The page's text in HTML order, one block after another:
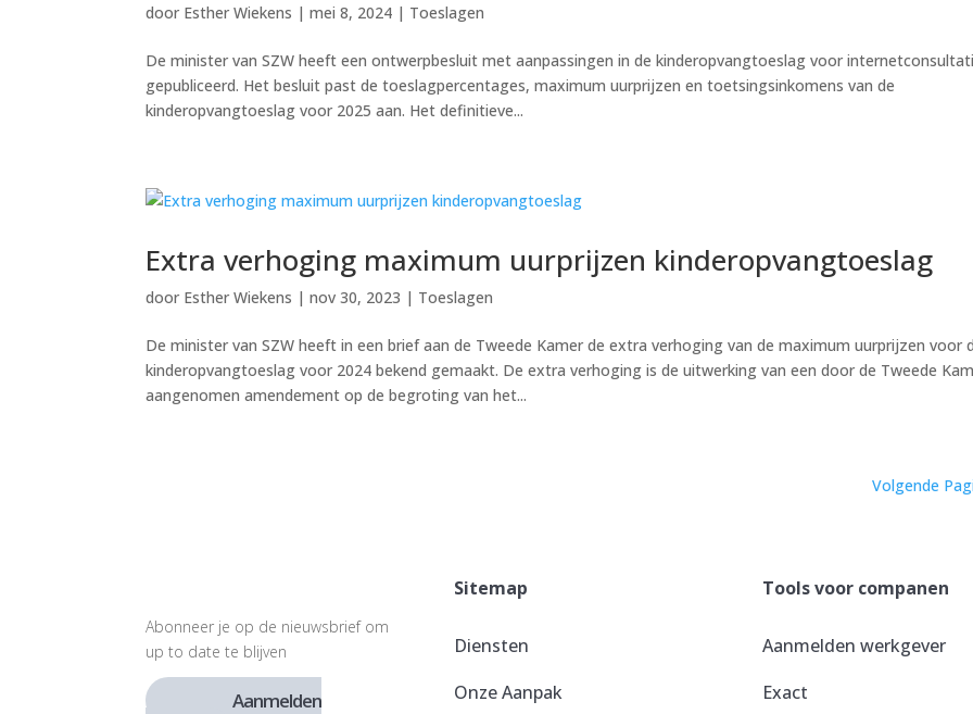
door Esther Wiekens |mei 8, 2024 | Toeslagen
De minister van SZW heeft een ontwerpbesluit met aanpassingen in de kinderopvangtoeslag voor
gepubliceerd. Het besluit past de toeslagpercentages, maximum uurprijzen en toetsingsinkomens van de
kinderopvangtoeslag voor 2025 aan. Het definitieve...
Extra verhoging maximum uurprijzen kinderopvangtoeslag
door Esther Wiekens |nov 30, 2023 | Toeslagen
De minister van SZW heeft in een brief aan de Tweede Kamer de extra verhoging van de maximum uurprijzen voor
kinderopvangtoeslag voor 2024 bekend gemaakt. De extra verhoging is de uitwerking van een door de Tweede
aangenomen amendement op de begroting van het...
Volgende
Abonneer je op de nieuwsbrief om
up to date te blijven
Aanmelden
Sitemap
Diensten
Onze Aanpak
Tools voor companen
Aanmelden werkgever
Exact